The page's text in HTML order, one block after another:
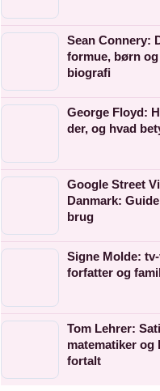
Sean Connery:
formue, børn
biografi
George Floyd:
der, og hvad
Google Street
Danmark:
brug
Signe Molde:
forfatter og
Tom Lehrer:
matematiker og
fortalt